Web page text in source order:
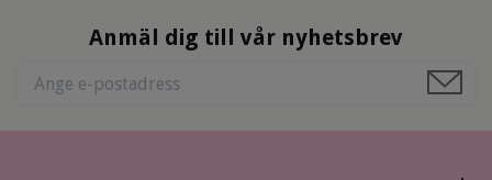
Anmäl dig till vår nyhetsbrev